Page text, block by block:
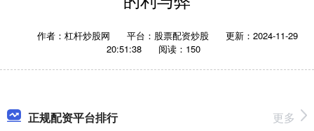
作者：杠杆炒股网 平台：股票配资炒股
更新：2024-11-29
20:51:38
阅读：150
正规配资平台排行 更多